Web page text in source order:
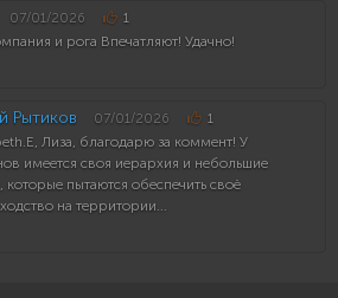
07/01/2026 1
и рога Впечатляют! Удачно!
Рытиков 07/01/2026 1
Лиза, благодарю за коммент! У
имеется своя иерархия и небольшие
которые пытаются обеспечить своё
на территории...